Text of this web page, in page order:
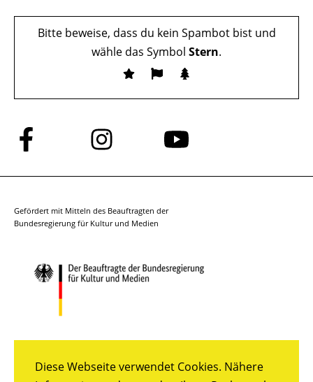
Diese Webseite verwendet Cookies. Nähere
Bitte beweise, dass du kein Spambot bist und
wähle das Symbol Stern.
Folge
uns
auf
Folge
uns
auf
Folge
auf
Gefördert mit Mitteln des Beauftragten der
Bundesregierung für Kultur und Medien